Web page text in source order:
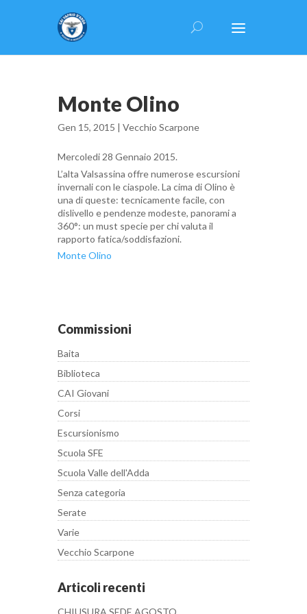
Monte Olino
Gen 15, 2015 | Vecchio Scarpone
Mercoledi 28 Gennaio 2015.
L’alta Valsassina offre numerose escursioni
invernali con le ciaspole. La cima di Olino è
una di queste: tecnicamente facile, con
dislivello e pendenze modeste, panorami a
360°: un must specie per chi valuta il
rapporto fatica/soddisfazioni.
Monte Olino
Commissioni
Baita
Biblioteca
CAI Giovani
Corsi
Escursionismo
Scuola SFE
Scuola Valle dell'Adda
Senza categoria
Serate
Varie
Vecchio Scarpone
Articoli recenti